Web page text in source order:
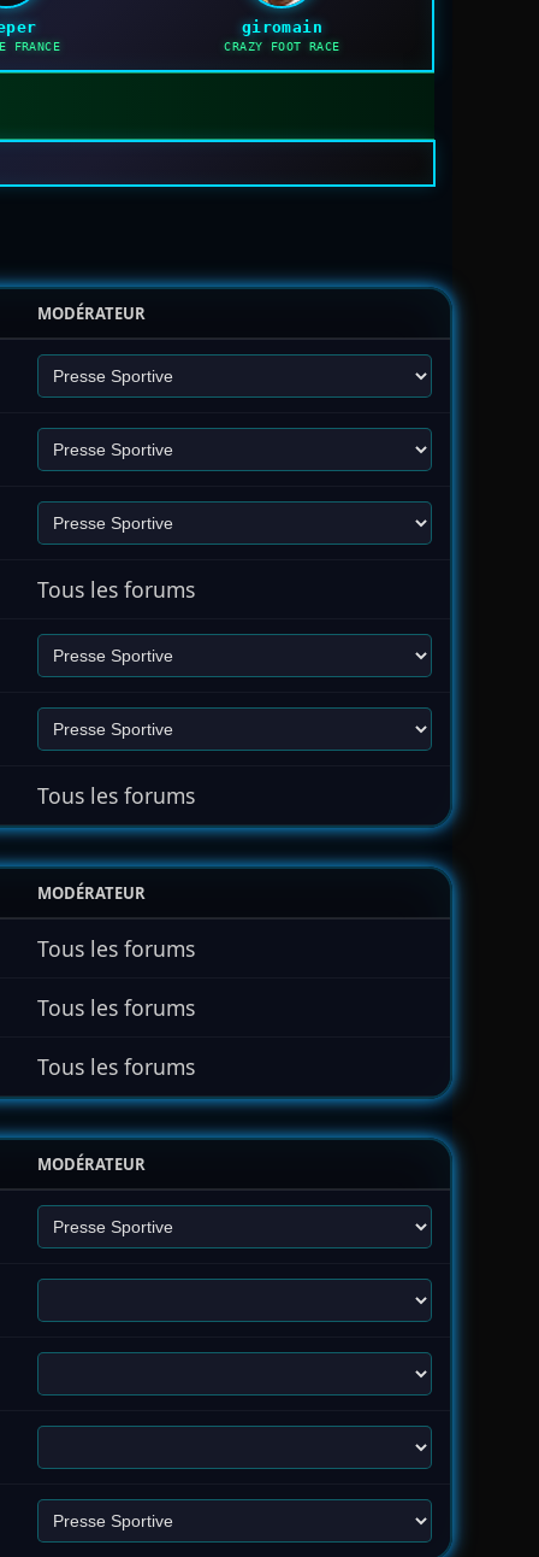
FRANCE
giromain
CRAZY FOOT RACE
MODÉRATEUR
Tous les forums
Tous les forums
MODÉRATEUR
Tous les forums
Tous les forums
Tous les forums
MODÉRATEUR